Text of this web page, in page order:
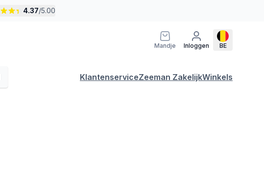
4.37/5.00
Mandje Inloggen BE
KlantenserviceZeeman ZakelijkWinkels